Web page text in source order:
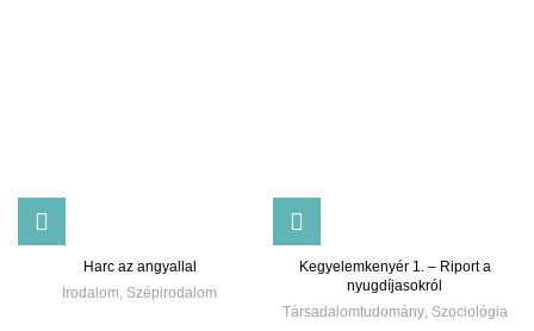
Harc az angyallal
Irodalom, Szépirodalom
Kegyelemkenyér 1. – Riport a
nyugdíjasokról
Társadalomtudomány, Szociológia